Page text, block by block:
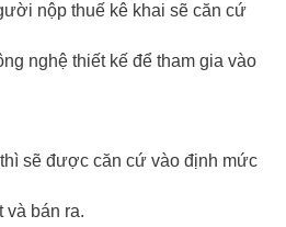
nộp thuế kê khai sẽ căn cứ
nghệ thiết kế để tham gia vào
sẽ được căn cứ vào định mức
và bán ra.